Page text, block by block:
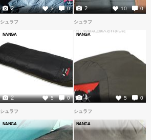
3 0
2 10 0
2
シュラフ
NANGA
5 0
2
シュラフ
NANGA
5 0
4
シュラフ
NANGA
シュラフ
NANGA